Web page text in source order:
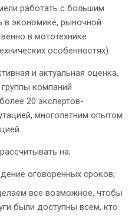
работать с большим
в экономике, рыночной
в мототехнике
особенностях).
и актуальная оценка,
компаний
20 экспертов-
многолетним опытом
на:
оговоренных сроков;
все возможное, чтобы
были доступны всем, кто